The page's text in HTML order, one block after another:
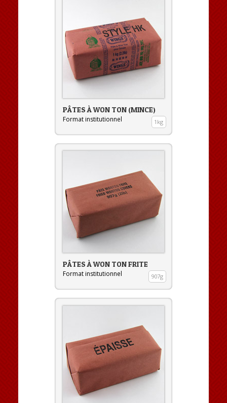
PÂTES À WON TON (MINCE)
Format institutionnel 1kg
PÂTES À WON TON FRITE
Format institutionnel 907g